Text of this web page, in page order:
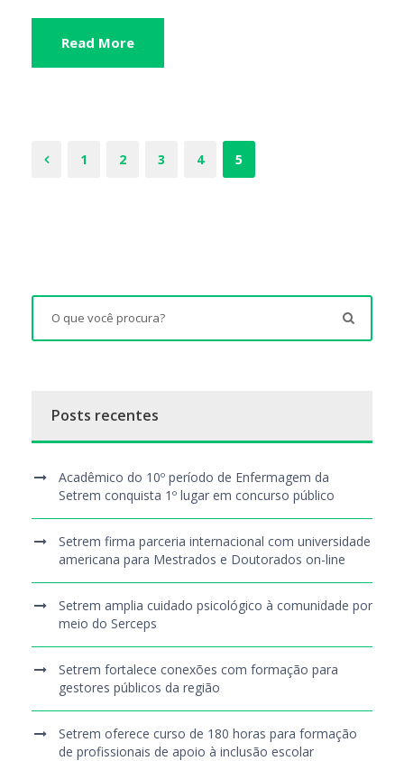
Read More
1 2 3 4 5
Posts recentes
Acadêmico do 10º período de Enfermagem da
Setrem conquista 1º lugar em concurso público
Setrem firma parceria internacional com universidade
americana para Mestrados e Doutorados on-line
Setrem amplia cuidado psicológico à comunidade por
meio do Serceps
Setrem fortalece conexões com formação para
gestores públicos da região
Setrem oferece curso de 180 horas para formação
de profissionais de apoio à inclusão escolar